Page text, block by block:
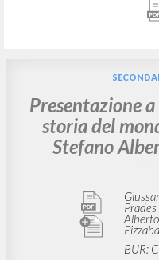
Presentazione
storia del
Stefano
BUR: